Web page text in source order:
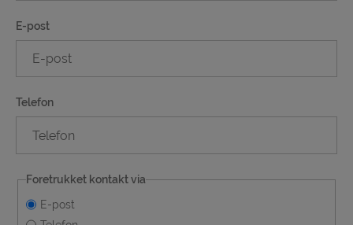
E-post
Telefon
Foretrukket kontakt via
E-post